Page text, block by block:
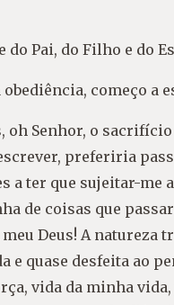
do Pai, do Filho e do
começo a
oh Senhor, o
preferiria
a ter que sujeitar-me
de coisas que
meu Deus! A natureza
e quase desfeita ao
vida da minha vida,